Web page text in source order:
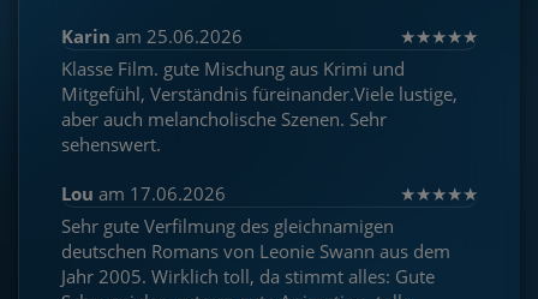
Karin am 25.06.2026 ★★★★★
Klasse Film. gute Mischung aus Krimi und
Mitgefühl, Verständnis füreinander.Viele lustige,
aber auch melancholische Szenen. Sehr
sehenswert.
Lou am 17.06.2026 ★★★★★
Sehr gute Verfilmung des gleichnamigen
deutschen Romans von Leonie Swann aus dem
Jahr 2005. Wirklich toll, da stimmt alles: Gute